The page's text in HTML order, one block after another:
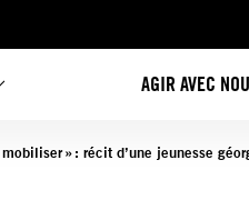
AGIR AVEC
» : récit d’une jeunesse